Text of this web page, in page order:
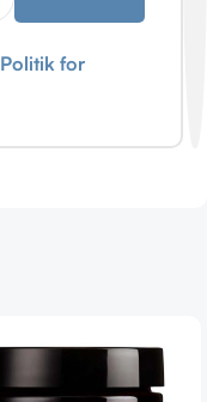
Politik for